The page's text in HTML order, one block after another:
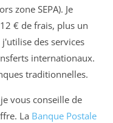
zone SEPA). Je
€ de frais, plus un
des services
internationaux.
traditionnelles.
vous conseille de
La Banque Postale